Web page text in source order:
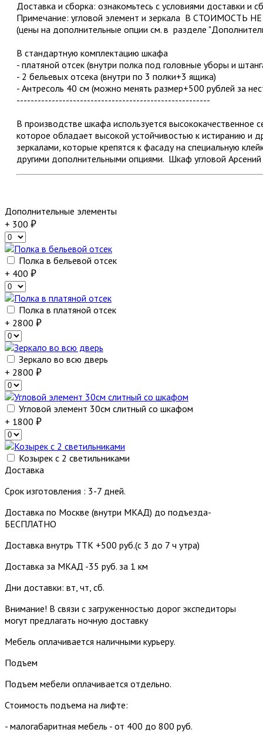
Доставка и сборка: ознакомьтесь с условиями доставки и
Примечание: угловой элемент и зеркала В СТОИМОСТЬ
(цены на дополнительные опции см. в разделе
В стандартную комплектацию шкафа
- платяной отсек (внутри полка под головные уборы и
- 2 бельевых отсека (внутри по 3 полки+3 ящика)
- Антресоль 40 см (можно менять размер+500 рублей за
-------------------------------------------------------
В производстве шкафа используется
которое обладает высокой устойчивостью к истиранию
зеркалами, которые крепятся к фасаду на специальную
другими дополнительными опциями. Шкаф угловой
Дополнительные элементы
+ 300
Полка в бельевой отсек
+ 400
Полка в платяной отсек
+ 2800
Зеркало во всю дверь
+ 2800
Угловой элемент 30см слитный со шкафом
+ 1800
Козырек с 2 светильниками
Доставка
Срок изготовления : 3-7 дней.
Доставка по Москве (внутри МКАД) до подъезда-
БЕСПЛАТНО
Доставка внутрь ТТК +500 руб.(с 3 до 7 ч утра)
Доставка за МКАД -35 руб. за 1 км
Дни доставки: вт, чт, сб.
Внимание! В связи с загруженностью дорог экспедиторы
могут предлагать ночную доставку
Мебель оплачивается наличными курьеру.
Подъем
Подъем мебели оплачивается отдельно.
Стоимость подъема на лифте:
- малогабаритная мебель - от 400 до 800 руб.